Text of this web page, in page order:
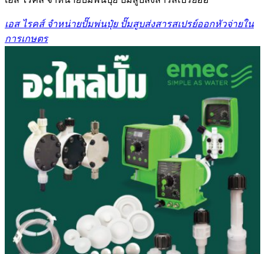
เอส ไรคส์ จำหน่ายปั๊มพ่นปุ๋ย ปั๊มสูบส่งสารสเปรย์ออกหัวจ่ายใน
การเกษตร